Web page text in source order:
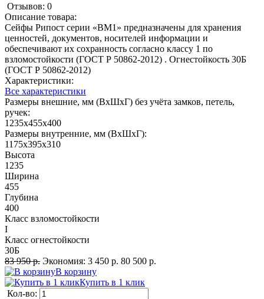
Отзывов: 0
Описание товара:
Сейфы Рипост серии «ВМ1» предназначены для хранения
ценностей, документов, носителей информации и
обеспечивают их сохранность согласно классу 1 по
взломостойкости (ГОСТ Р 50862-2012) . Огнестойкость 30Б
(ГОСТ Р 50862-2012)
Характеристики:
Все характеристики
Размеры внешние, мм (ВхШхГ) без учёта замков, петель,
ручек:
1235х455х400
Размеры внутренние, мм (ВхШхГ):
1175х395х310
Высота
1235
Ширина
455
Глубина
400
Класс взломостойкости
I
Класс огнестойкости
30Б
83 950 р. Экономия: 3 450 р. 80 500 р.
В корзину
Купить в 1 клик
Кол-во: